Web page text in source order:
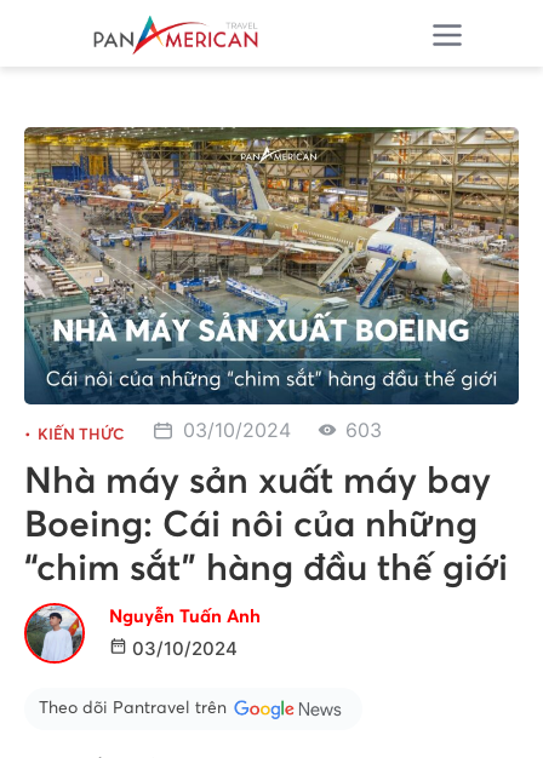
KIẾN THỨC 03/10/2024 603
Nhà máy sản xuất máy bay
Boeing: Cái nôi của những
“chim sắt” hàng đầu thế giới
Nguyễn Tuấn Anh
03/10/2024
Theo dõi Pantravel trên